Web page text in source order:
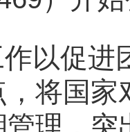
以促进
将国
理，